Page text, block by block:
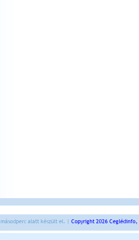
másodperc alatt készült el. | Copyright 2026